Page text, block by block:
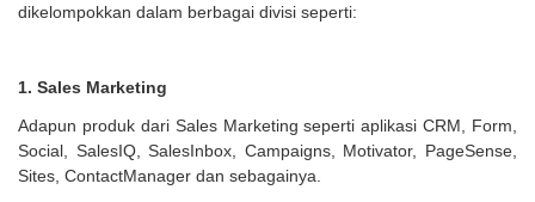
dikelompokkan dalam berbagai divisi seperti:
1. Sales Marketing
Adapun produk dari Sales Marketing seperti aplikasi CRM, Form,
Social, SalesIQ, SalesInbox, Campaigns, Motivator, PageSense,
Sites, ContactManager dan sebagainya.